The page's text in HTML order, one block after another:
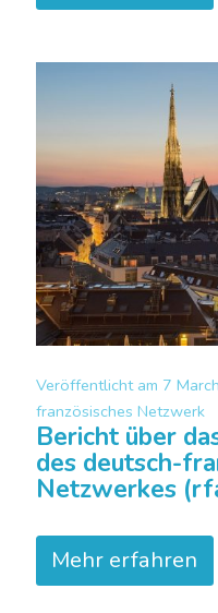
Veröffentlicht am 7
französisches Netzwerk
Bericht über
des deutsch-
Netzwerkes
Mehr erfahren